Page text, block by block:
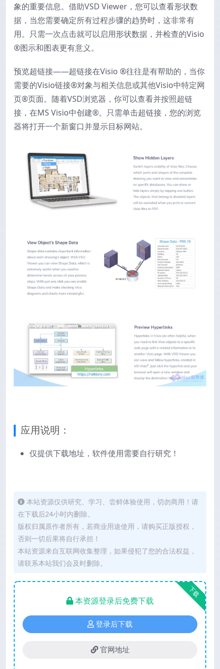
象的重要信息。借助VSD Viewer，您可以查看形状数
据，当您需要确定所有过程步骤的趋势时，这非常有
用。只需一次点击就可以启用形状数据，并检查的Visio
®图示和图表更有意义。
预览超链接——超链接在Visio ®往往是有帮助的，当你
需要的Visio链接®对象与相关信息或其他Visio中特定网
页®页面。随着VSD浏览器，你可以查看并按照超链
接，在MS Visio中创建®。只需单击超链接，您的浏览
器将打开一个新窗口并显示目标网站。
应用说明：
仅提供下载地址，软件使用需要自行研究！
本站资源仅供研究、学习、尝鲜体验使用，切勿商用！请
在下载后24小时内删除。
版权归属原作者所有，若商业用途使用，请购买正版授权，
否则一切后果将自行承担！
本站资源来自互联网收集整理，如果侵犯了您的合法权益，
请联系本站我们会及时删除。
下载
本资源登录后免费下载
登录后下载
官网地址